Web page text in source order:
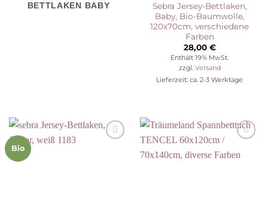
BETTLAKEN BABY
Sebra Jersey-Bettlaken,
Baby, Bio-Baumwolle,
120x70cm, verschiedene
Farben
28,00 €
Enthält 19% MwSt.
zzgl. Versand
Lieferzeit: ca. 2-3 Werktage
Bio
Wunschliste